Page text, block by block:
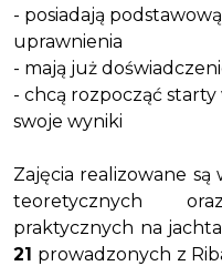
- posiadają
uprawnienia
- mają już
- chcą rozpocząć
swoje wyniki
Zajęcia realizowane
teoretycznych
praktycznych na
21 prowadzonych z